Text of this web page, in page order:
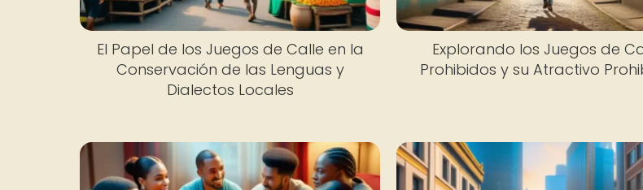
El Papel de los Juegos de Calle en la
Conservación de las Lenguas y
Dialectos Locales
Explorando los Juegos de
Prohibidos y su Atractivo